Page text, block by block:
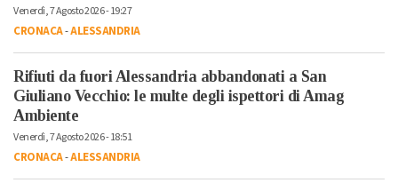
Venerdì, 7 Agosto 2026 - 19:27
CRONACA-ALESSANDRIA
Rifiuti da fuori Alessandria abbandonati a San
Giuliano Vecchio: le multe degli ispettori di Amag
Ambiente
Venerdì, 7 Agosto 2026 - 18:51
CRONACA-ALESSANDRIA